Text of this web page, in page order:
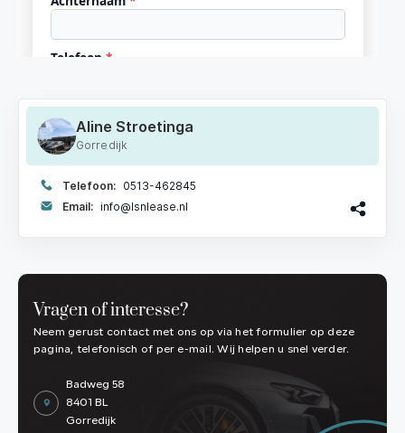
Aline Stroetinga
Gorredijk
Telefoon: 0513-462845
Email: info@lsnlease.nl
Vragen of interesse?
Neem gerust contact met ons op via het formulier op deze
pagina, telefonisch of per e-mail. Wij helpen u snel verder.
Badweg 58
8401 BL
Gorredijk